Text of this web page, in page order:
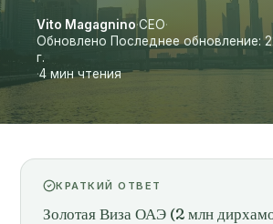
Vito Magagnino·CEO·
Обновлено Последнее обновление:
г.
·4 мин чтения
КРАТКИЙ ОТВЕТ
Золотая Виза ОАЭ (2 млн